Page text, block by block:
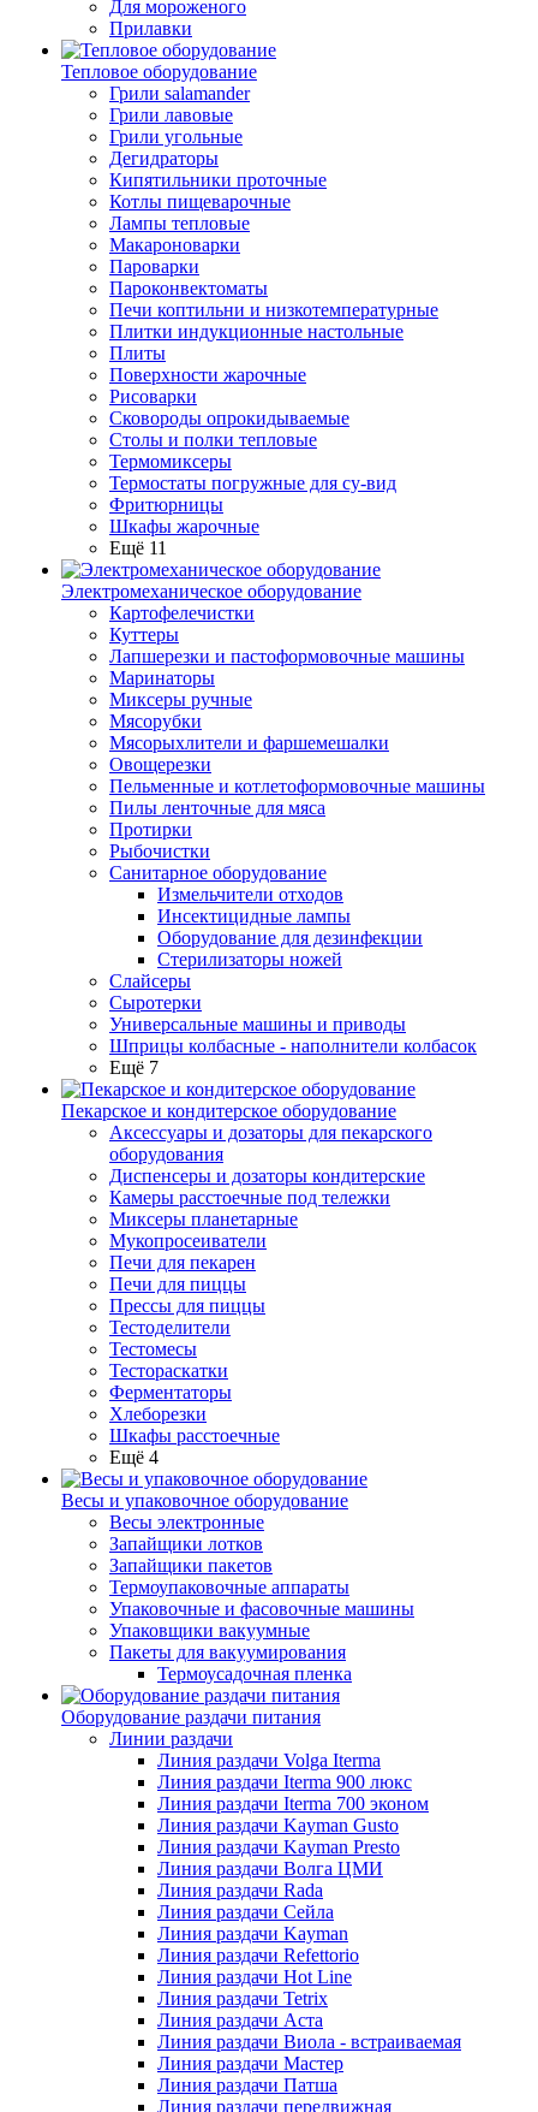
Для мороженого
Прилавки
Тепловое оборудование
Грили salamander
Грили лавовые
Грили угольные
Дегидраторы
Кипятильники проточные
Котлы пищеварочные
Лампы тепловые
Макароноварки
Пароварки
Пароконвектоматы
Печи коптильни и низкотемпературные
Плитки индукционные настольные
Плиты
Поверхности жарочные
Рисоварки
Сковороды опрокидываемые
Столы и полки тепловые
Термомиксеры
Термостаты погружные для су-вид
Фритюрницы
Шкафы жарочные
Ещё 11
Электромеханическое оборудование
Картофелечистки
Куттеры
Лапшерезки и пастоформовочные машины
Маринаторы
Миксеры ручные
Мясорубки
Мясорыхлители и фаршемешалки
Овощерезки
Пельменные и котлетоформовочные машины
Пилы ленточные для мяса
Протирки
Рыбочистки
Санитарное оборудование
Измельчители отходов
Инсектицидные лампы
Оборудование для дезинфекции
Стерилизаторы ножей
Слайсеры
Сыротерки
Универсальные машины и приводы
Шприцы колбасные - наполнители колбасок
Ещё 7
Пекарское и кондитерское оборудование
Аксессуары и дозаторы для пекарского
оборудования
Диспенсеры и дозаторы кондитерские
Камеры расстоечные под тележки
Миксеры планетарные
Мукопросеиватели
Печи для пекарен
Печи для пиццы
Прессы для пиццы
Тестоделители
Тестомесы
Тестораскатки
Ферментаторы
Хлеборезки
Шкафы расстоечные
Ещё 4
Весы и упаковочное оборудование
Весы электронные
Запайщики лотков
Запайщики пакетов
Термоупаковочные аппараты
Упаковочные и фасовочные машины
Упаковщики вакуумные
Пакеты для вакуумирования
Термоусадочная пленка
Оборудование раздачи питания
Линии раздачи
Линия раздачи Volga Iterma
Линия раздачи Iterma 900 люкс
Линия раздачи Iterma 700 эконом
Линия раздачи Kayman Gusto
Линия раздачи Kayman Presto
Линия раздачи Волга ЦМИ
Линия раздачи Rada
Линия раздачи Сейла
Линия раздачи Kayman
Линия раздачи Refettorio
Линия раздачи Hot Line
Линия раздачи Tetrix
Линия раздачи Аста
Линия раздачи Виола - встраиваемая
Линия раздачи Мастер
Линия раздачи Патша
Линия раздачи передвижная